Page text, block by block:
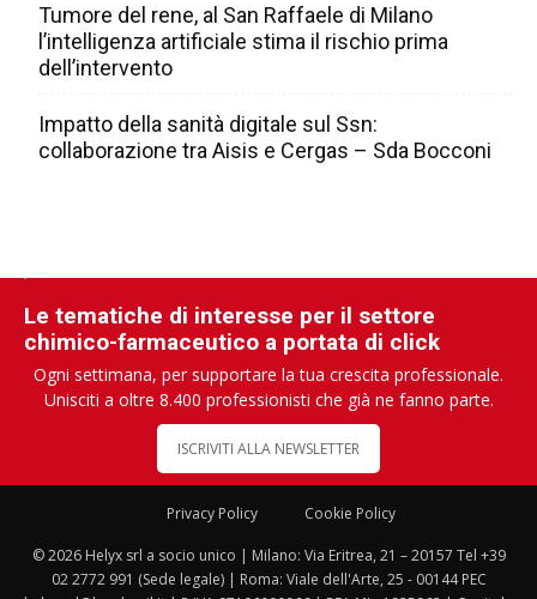
Tumore del rene, al San Raffaele di Milano
l’intelligenza artificiale stima il rischio prima
dell’intervento
Impatto della sanità digitale sul Ssn:
collaborazione tra Aisis e Cergas – Sda Bocconi
Le tematiche di interesse per il settore
chimico-farmaceutico a portata di click
Ogni settimana, per supportare la tua crescita professionale.
Unisciti a oltre 8.400 professionisti che già ne fanno parte.
ISCRIVITI ALLA NEWSLETTER
Privacy Policy Cookie Policy
© 2026 Helyx srl a socio unico | Milano: Via Eritrea, 21 – 20157 Tel +39
02 2772 991 (Sede legale) | Roma: Viale dell'Arte, 25 - 00144 PEC